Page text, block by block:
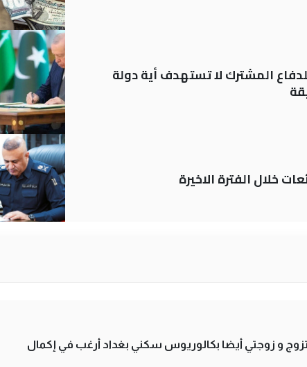
المشترك لا تستهدف أية دولة
خلال الفترة الاخيرة
و زوجتي أيضا بكالوريوس سكني بغداد أرغب في إكمال